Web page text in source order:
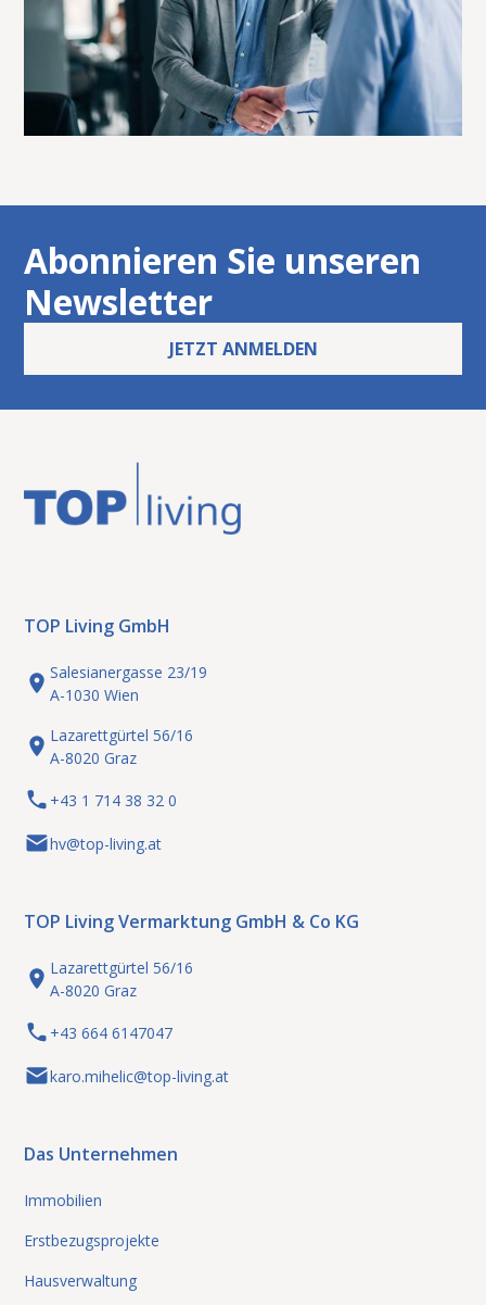
Abonnieren Sie unseren
Newsletter
JETZT ANMELDEN
TOP Living GmbH
Salesianergasse 23/19
A-1030 Wien
Lazarettgürtel 56/16
A-8020 Graz
+43 1 714 38 32 0
hv@top-living.at
TOP Living Vermarktung GmbH & Co KG
Lazarettgürtel 56/16
A-8020 Graz
+43 664 6147047
karo.mihelic@top-living.at
Das Unternehmen
Immobilien
Erstbezugsprojekte
Hausverwaltung